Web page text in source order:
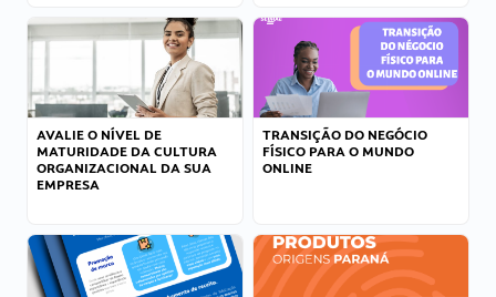
AVALIE O NÍVEL DE
MATURIDADE DA CULTURA
ORGANIZACIONAL DA SUA
EMPRESA
TRANSIÇÃO DO NEGÓCIO
FÍSICO PARA O MUNDO
ONLINE